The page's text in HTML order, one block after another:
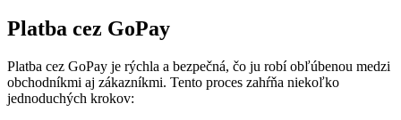
Platba cez GoPay
Platba cez GoPay je rýchla a bezpečná, čo ju robí obľúbenou medzi
obchodníkmi aj zákazníkmi. Tento proces zahŕňa niekoľko
jednoduchých krokov: